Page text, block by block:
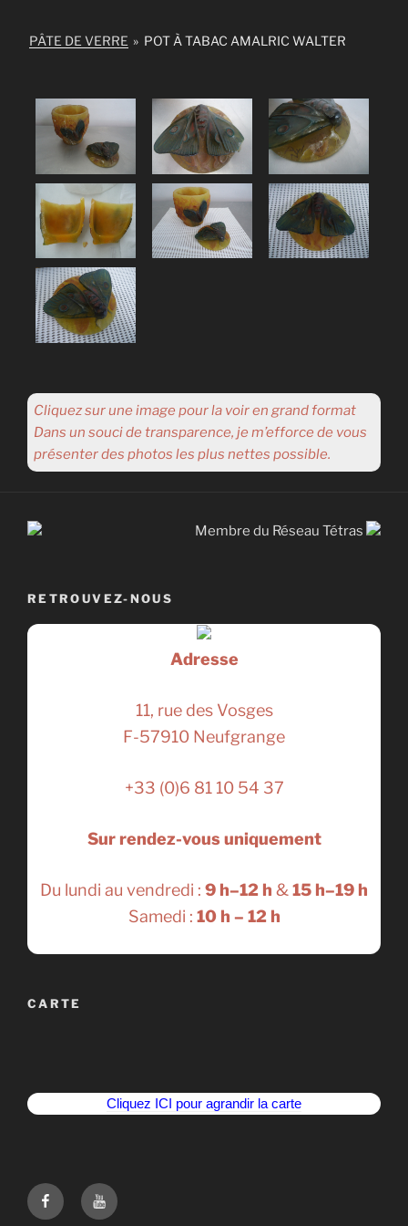
PÂTE DE VERRE » POT À TABAC AMALRIC WALTER
Cliquez sur une image pour la voir en grand format
Dans un souci de transparence, je m’efforce de vous
présenter des photos les plus nettes possible.
Membre du Réseau Tétras
RETROUVEZ-NOUS
Adresse
11, rue des Vosges
F-57910 Neufgrange
+33 (0)6 81 10 54 37
Sur rendez-vous uniquement
Du lundi au vendredi : 9 h–12 h &15 h–19 h
Samedi : 10 h – 12 h
CARTE
Cliquez ICI pour agrandir la carte
Suivez-
nous
Youtube